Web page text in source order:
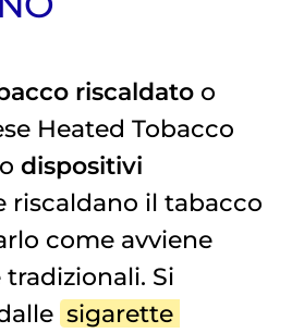
SULLA SALUTE
riscaldatoo
Heated Tobacco
dispositivi
riscaldano il tabacco
come avviene
Si
sigarette